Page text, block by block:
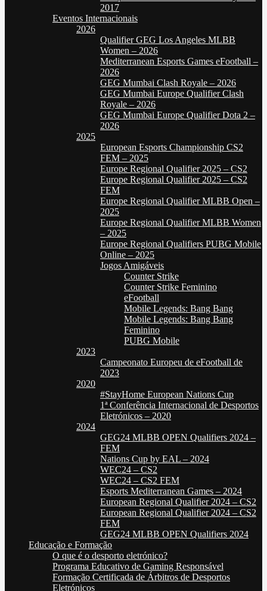
2017
Eventos Internacionais
2026
Qualifier GEG Los Angeles MLBB
Women – 2026
Mediterranean Esports Games eFootball –
2026
GEG Mumbai Clash Royale – 2026
GEG Mumbai Europe Qualifier Clash
Royale – 2026
GEG Mumbai Europe Qualifier Dota 2 –
2026
2025
European Esports Championship CS2
FEM – 2025
Europe Regional Qualifier 2025 – CS2
Europe Regional Qualifier 2025 – CS2
FEM
Europe Regional Qualifier MLBB Open –
2025
Europe Regional Qualifier MLBB Women
– 2025
Europe Regional Qualifiers PUBG Mobile
Online – 2025
Jogos Amigáveis
Counter Strike
Counter Strike Feminino
eFootball
Mobile Legends: Bang Bang
Mobile Legends: Bang Bang
Feminino
PUBG Mobile
2023
Campeonato Europeu de eFootball de
2023
2020
#StayHome European Nations Cup
1ª Conferência Internacional de Desportos
Eletrónicos – 2020
2024
GEG24 MLBB OPEN Qualifiers 2024 –
FEM
Nations Cup by EAL – 2024
WEC24 – CS2
WEC24 – CS2 FEM
Esports Mediterranean Games – 2024
European Regional Qualifier 2024 – CS2
European Regional Qualifier 2024 – CS2
FEM
GEG24 MLBB OPEN Qualifiers 2024
Educação e Formação
O que é o desporto eletrónico?
Programa Educativo de Gaming Responsável
Formação Certificada de Árbitros de Desportos
Eletrónicos